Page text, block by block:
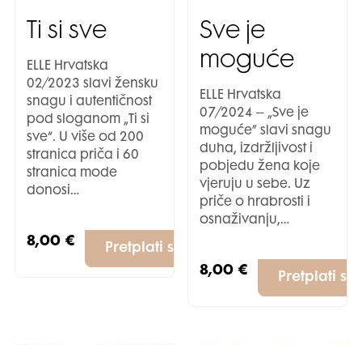
Ti si sve
ELLE Hrvatska
02/2023 slavi žensku
snagu i autentičnost
pod sloganom „Ti si
sve“. U više od 200
stranica priča i 60
stranica mode
donosi…
8,00 € Pretplati se
Sve je
moguće
ELLE Hrvatska
07/2024 – „Sve je
moguće” slavi snagu
duha, izdržljivost i
pobjedu žena koje
vjeruju u sebe. Uz
priče o hrabrosti i
osnaživanju,…
8,00€ Pretplati se